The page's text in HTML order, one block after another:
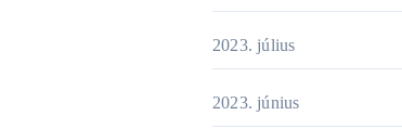
2023. július
2023. június